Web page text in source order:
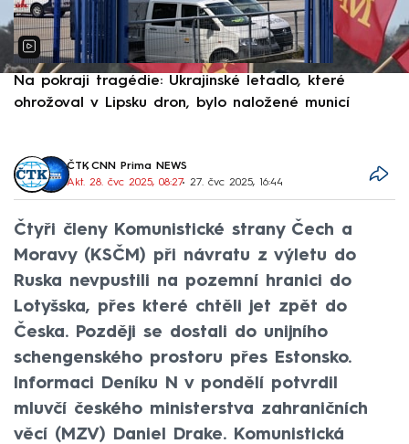
Na pokraji tragédie: Ukrajinské letadlo, které
ohrožoval v Lipsku dron, bylo naložené municí
ČTK, CNN Prima NEWS
Akt. 28. čvc 2025, 08:27• 27. čvc 2025, 16:44
Čtyři členy Komunistické strany Čech a
Moravy (KSČM) při návratu z výletu do
Ruska nevpustili na pozemní hranici do
Lotyšska, přes které chtěli jet zpět do
Česka. Později se dostali do unijního
schengenského prostoru přes Estonsko.
Informaci Deníku N v pondělí potvrdil
mluvčí českého ministerstva zahraničních
věcí (MZV) Daniel Drake. Komunistická